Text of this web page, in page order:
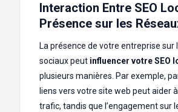
Interaction Entre SEO
Présence sur les
La présence de votre entreprise sur
sociaux peut influencer votre SEO
plusieurs manières. Par exemple,
liens vers votre site web peut aider
trafic, tandis que l’engagement sur